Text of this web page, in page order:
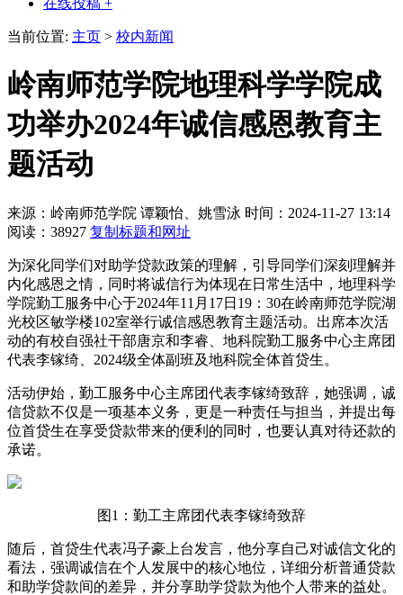
在线投稿 +
当前位置: 主页 > 校内新闻
岭南师范学院地理科学学院成
功举办2024年诚信感恩教育主
题活动
来源：岭南师范学院 谭颖怡、姚雪泳 时间：2024-11-27 13:14
阅读：38927 复制标题和网址
为深化同学们对助学贷款政策的理解，引导同学们深刻理解并
内化感恩之情，同时将诚信行为体现在日常生活中，地理科学
学院勤工服务中心于2024年11月17日19：30在岭南师范学院湖
光校区敏学楼102室举行诚信感恩教育主题活动。出席本次活
动的有校自强社干部唐京和李睿、地科院勤工服务中心主席团
代表李镓绮、2024级全体副班及地科院全体首贷生。
活动伊始，勤工服务中心主席团代表李镓绮致辞，她强调，诚
信贷款不仅是一项基本义务，更是一种责任与担当，并提出每
位首贷生在享受贷款带来的便利的同时，也要认真对待还款的
承诺。
图1：勤工主席团代表李镓绮致辞
随后，首贷生代表冯子豪上台发言，他分享自己对诚信文化的
看法，强调诚信在个人发展中的核心地位，详细分析普通贷款
和助学贷款间的差异，并分享助学贷款为他个人带来的益处。